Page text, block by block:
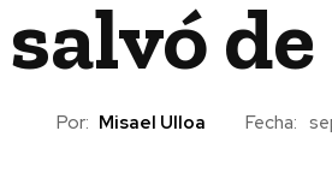
salvó
Por: Misael Ulloa Fecha: